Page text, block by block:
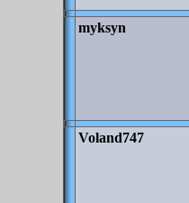
myksyn
Voland747